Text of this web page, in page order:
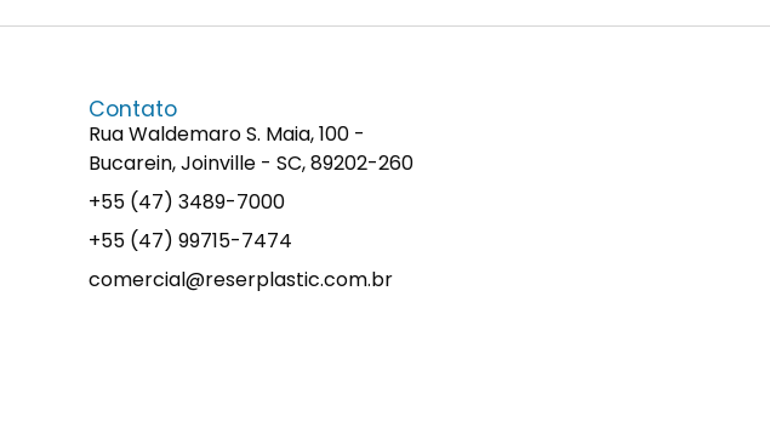
Contato
Rua Waldemaro S. Maia, 100 -
Bucarein, Joinville - SC, 89202-260
+55 (47) 3489-7000
+55 (47) 99715-7474
comercial@reserplastic.com.br